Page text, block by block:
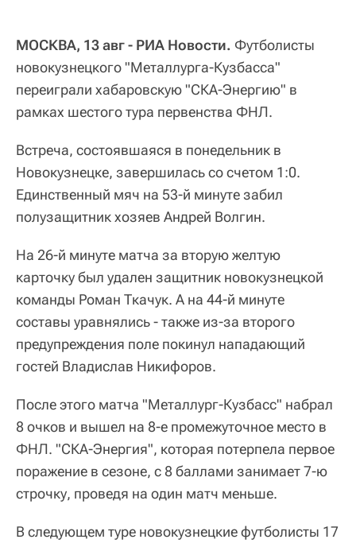
МОСКВА, 13 авг - РИА Новости. Футболисты
новокузнецкого "Металлурга-Кузбасса"
переиграли хабаровскую "СКА-Энергию" в
рамках шестого тура первенства ФНЛ.
Встреча, состоявшаяся в понедельник в
Новокузнецке, завершилась со счетом 1:0.
Единственный мяч на 53-й минуте забил
полузащитник хозяев Андрей Волгин.
На 26-й минуте матча за вторую желтую
карточку был удален защитник новокузнецкой
команды Роман Ткачук. А на 44-й минуте
составы уравнялись - также из-за второго
предупреждения поле покинул нападающий
гостей Владислав Никифоров.
После этого матча "Металлург-Кузбасс" набрал
8 очков и вышел на 8-е промежуточное место в
ФНЛ. "СКА-Энергия", которая потерпела первое
поражение в сезоне, с 8 баллами занимает 7-ю
строчку, проведя на один матч меньше.
В следующем туре новокузнецкие футболисты 17